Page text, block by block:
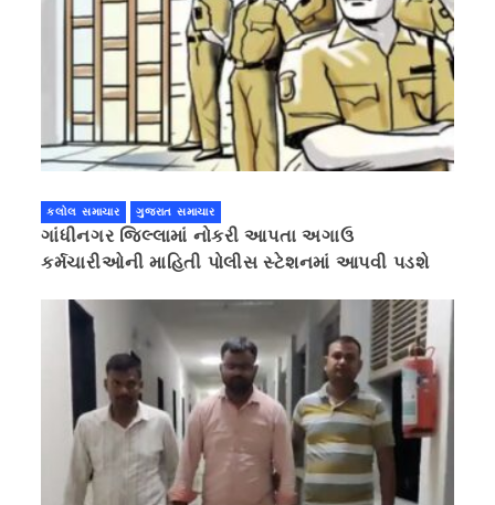
કલોલ સમાચાર ગુજરાત સમાચાર
ગાંધીનગર જિલ્લામાં નોકરી આપતા અગાઉ
કર્મચારીઓની માહિતી પોલીસ સ્ટેશનમાં આપવી પડશે